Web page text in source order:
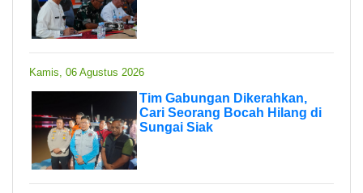
Kamis, 06 Agustus 2026
Tim Gabungan Dikerahkan,
Cari Seorang Bocah Hilang di
Sungai Siak